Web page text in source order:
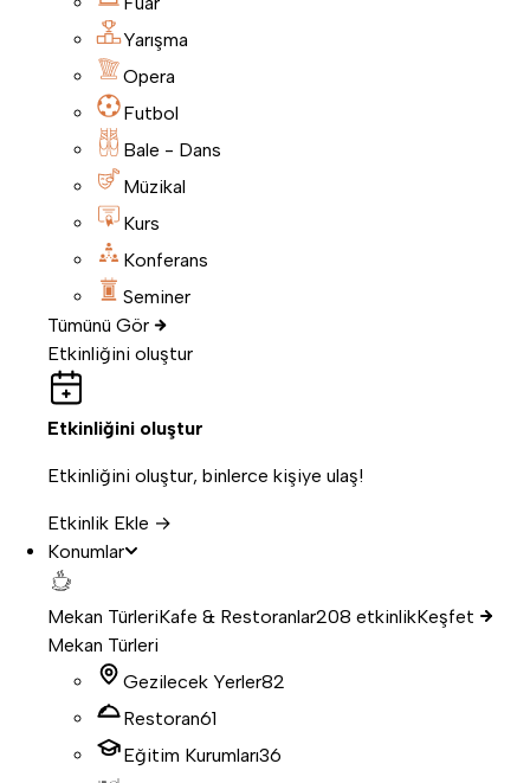
Yarışma
Opera
Futbol
Bale - Dans
Müzikal
Kurs
Konferans
Seminer
Tümünü Gör
Etkinliğini oluştur
Etkinliğini oluştur
Etkinliğini oluştur, binlerce kişiye ulaş!
Etkinlik Ekle →
Konumlar
Mekan TürleriKafe & Restoranlar208 etkinlikKeşfet
Mekan Türleri
Gezilecek Yerler82
Restoran61
Eğitim Kurumları36